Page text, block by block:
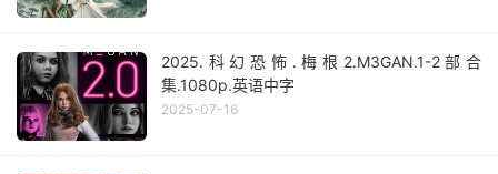
2025.科幻恐怖.梅根2.M3GAN.1-2部合
集.1080p.英语中字
2025-07-16